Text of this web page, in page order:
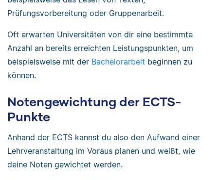
Prüfungsvorbereitung oder Gruppenarbeit.
Oft erwarten Universitäten von dir eine bestimmte
Anzahl an bereits erreichten Leistungspunkten, um
beispielsweise mit der Bachelorarbeit beginnen zu
können.
Notengewichtung der ECTS-
Punkte
Anhand der ECTS kannst du also den Aufwand einer
Lehrveranstaltung im Voraus planen und weißt, wie
deine Noten gewichtet werden.